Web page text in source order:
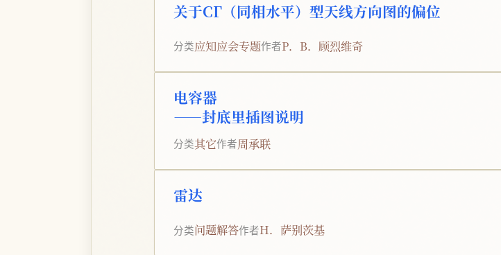
关于CГ（同相水平）型天线方向图的偏位
分类应知应会专题作者P．B．顾烈维奇
电容器
——封底里插图说明
分类其它作者周承联
雷达
分类问题解答作者H．萨别茨基